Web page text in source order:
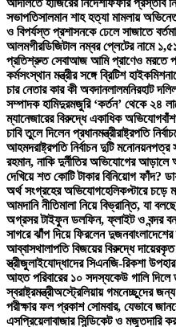
আদালতে হাজিরের নির্দেশফিফার প্রস্তাব
সভাপতিসালমান শাহ হত্যা মামলায়
ও বিপর্যস্ত প্রশাসনকে ঢেলে সাজাতে
আলমগীরডিজিটাল নম্বর প্লেটের নামে
প্রতিশ্রুত সেবাআজ আমি প্রাণেও মরতে
কর্মসংস্থান মন্ত্রীর সঙ্গে ব্রিটিশ
চার নেতার কার কী অবদানলালমনিরহাট
সম্পাদক হামিদুরমজুরি ‘কর্তন’ থেকে ২৪
ম্যানেজারের বিরুদ্ধে একাধিক অভিযোগ
চাবি তুলে দিলেন প্রধানমন্ত্রীরাষ্ট্রপতি
আহমদরাষ্ট্রপতি নির্বাচন দুটি
রহমান, নাকি দুর্নীতির অভিযোগের আড়ালে
দেখিয়ে শত কোটি টাকার বিনিয়োগ ফাঁদ?
অর্থ সংগ্রহের অভিযোগহেলিকপ্টারে চড়ে
আমদানি নীতিমালা নিয়ে বিভ্রান্তি, যা
অগ্রসর টাইফুন ডলফিন, ফ্লাইট ও বন্দর
সাগরে ঝাঁপ দিয়ে ফিরলেন দুজন
আব্বাসথালাপতি বিজয়ের বিরুদ্ধে
স্ত্রীজুলাইযোদ্ধাদের সিএনজি-রিকশা উপহার
আহত পরিবারের ১০ সদস্যকেউ গালি দিলে
স্বরাষ্ট্রমন্ত্রীঅস্ট্রেলিয়ায় গমনেচ্ছুদের জন্য
পরীক্ষার ফল প্রকাশ সোমবার, যেভাবে
এসপ্রিয়েলাবাজার সিন্ডিকেট ও মজুতদারি